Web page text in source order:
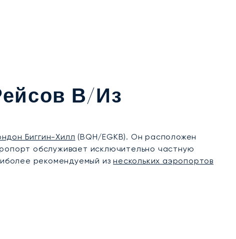
В/из
Биггин-Хилл (BQH/EGKB). Он расположен
обслуживает исключительно частную
рекомендуемый изнескольких аэропортов